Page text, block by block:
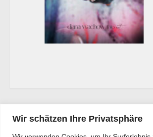
Wir schätzen Ihre Privatsphäre